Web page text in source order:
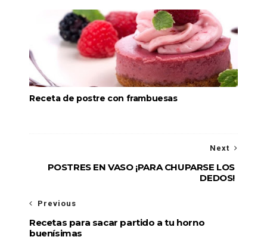
Receta de postre con frambuesas
Next
POSTRES EN VASO ¡PARA CHUPARSE LOS
DEDOS!
Previous
Recetas para sacar partido a tu horno
buenísimas